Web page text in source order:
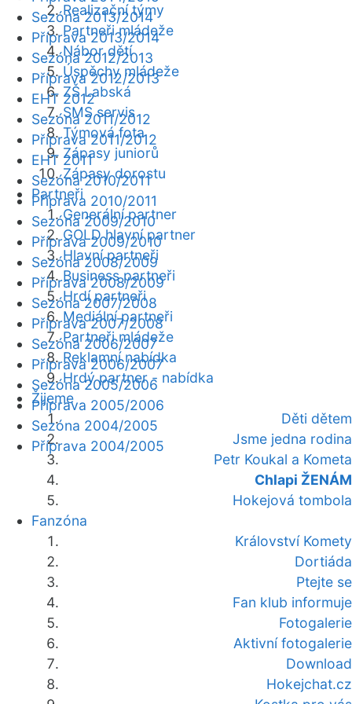
Realizační týmy
Partneři mládeže
Nábor dětí
Úspěchy mládeže
ZŠ Labská
SMS servis
Týmová fota
Zápasy juniorů
Zápasy dorostu
Partneři
Generální partner
GOLD hlavní partner
Hlavní partneři
Business partneři
Hrdí partneři
Mediální partneři
Partneři mládeže
Reklamní nabídka
Hrdý partner - nabídka
Žijeme
Děti dětem
Jsme jedna rodina
Petr Koukal a Kometa
Chlapi ŽENÁM
Hokejová tombola
Fanzóna
Království Komety
Dortiáda
Ptejte se
Fan klub informuje
Fotogalerie
Aktivní fotogalerie
Download
Hokejchat.cz
Sezóna 2013/2014
Příprava 2013/2014
Sezóna 2012/2013
Příprava 2012/2013
EHT 2012
Sezóna 2011/2012
Příprava 2011/2012
EHT 2011
Sezóna 2010/2011
Příprava 2010/2011
Sezóna 2009/2010
Příprava 2009/2010
Sezóna 2008/2009
Příprava 2008/2009
Sezóna 2007/2008
Příprava 2007/2008
Sezóna 2006/2007
Příprava 2006/2007
Sezóna 2005/2006
Příprava 2005/2006
Sezóna 2004/2005
Příprava 2004/2005